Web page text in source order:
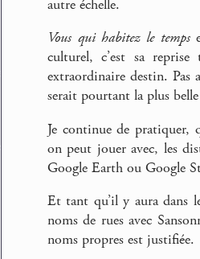
autre échelle.
Vous qui habitez le temps
culturel, c’est sa
extraordinaire destin. Pas
serait pourtant la plus
Je continue de pratiquer,
on peut jouer avec, les
Google Earth ou Google
Et tant qu’il y aura dans
noms de rues avec
noms propres est justifiée.